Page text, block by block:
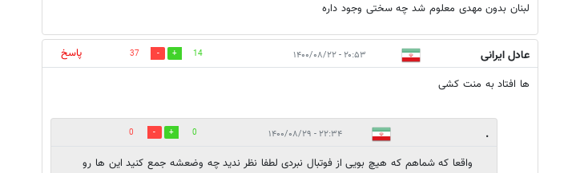
لبنان بدون مهدی معلوم شد چه سختی وجود داره
عادل ایرانی ۲۰:۵۳ - ۱۴۰۰/۰۸/۲۲ 14
37
پاسخ
ها افتاد به منت کشی
. ۲۲:۳۴ - ۱۴۰۰/۰۸/۲۹ 0
0
واقعا که شماهم که هیچ بویی از فوتبال نبردی لطفا نظر ندید چه وضعشه جمع کنید این ها رو